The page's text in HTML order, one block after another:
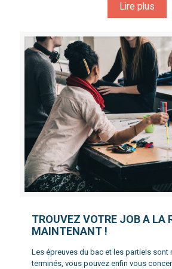
Lire plus
TROUVEZ VOTRE JOB A LA
MAINTENANT !
Les épreuves du bac et les partiels sont
terminés, vous pouvez enfin vous